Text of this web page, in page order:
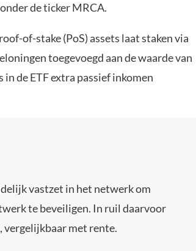
de ticker MRCA.
of-stake (PoS) assets laat staken via
toegevoegd aan de waarde van
de ETF extra passief inkomen
vastzet in het netwerk om
te beveiligen. In ruil daarvoor
vergelijkbaar met rente.